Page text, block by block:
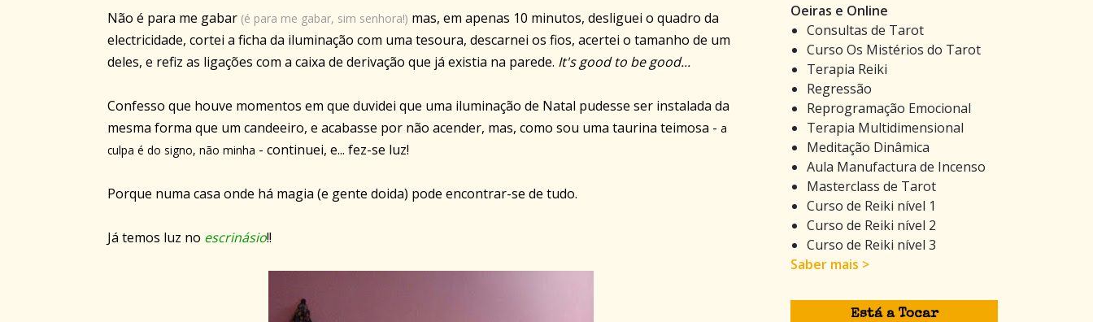
Não é para me gabar (é para me gabar, sim senhora!) mas, em apenas 10 minutos, desliguei o quadro da
electricidade, cortei a ficha da iluminação com uma tesoura, descarnei os fios, acertei o tamanho de um
deles, e refiz as ligações com a caixa de derivação que já existia na parede. It's good to be good...
Confesso que houve momentos em que duvidei que uma iluminação de Natal pudesse ser instalada da
mesma forma que um candeeiro, e acabasse por não acender, mas, como sou uma taurina teimosa - a
culpa é do signo, não minha - continuei, e... fez-se luz!
Porque numa casa onde há magia (e gente doida) pode encontrar-se de tudo.
Já temos luz no escrinásio!!
Oeiras e Online
Consultas de Tarot
Curso Os Mistérios do Tarot
Terapia Reiki
Regressão
Reprogramação Emocional
Terapia Multidimensional
Meditação Dinâmica
Aula Manufactura de Incenso
Masterclass de Tarot
Curso de Reiki nível 1
Curso de Reiki nível 2
Curso de Reiki nível 3
Saber mais >
Está a Tocar